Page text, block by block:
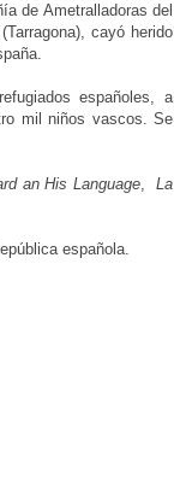
de Ametralladoras del
cayó herido
españoles, a
mil niños vascos. Se
an His Language, La
española.